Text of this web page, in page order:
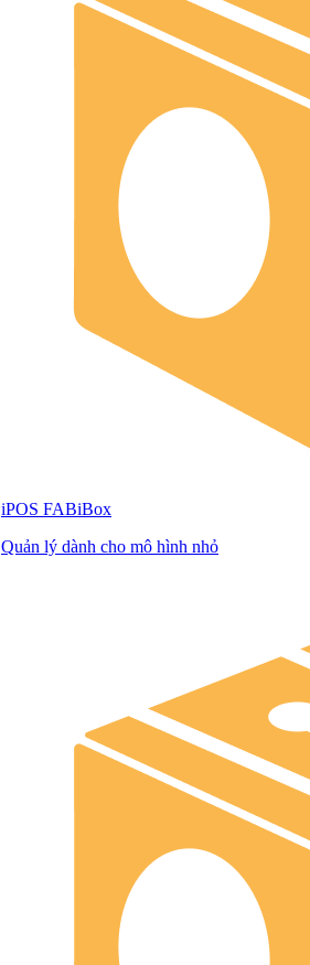
iPOS FABiBox
Quản lý dành cho mô hình nhỏ